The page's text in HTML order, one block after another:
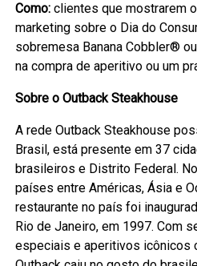
Como: clientes que mostrarem
marketing sobre o Dia do
sobremesa Banana Cobbler®
na compra de aperitivo ou um
Sobre o Outback Steakhouse
A rede Outback Steakhouse
Brasil, está presente em 37
brasileiros e Distrito Federal.
países entre Américas, Ásia e
restaurante no país foi
Rio de Janeiro, em 1997. Com
especiais e aperitivos icônicos